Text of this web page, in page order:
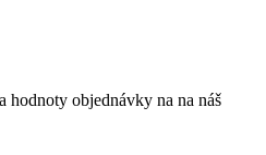
hodnoty objednávky na na náš